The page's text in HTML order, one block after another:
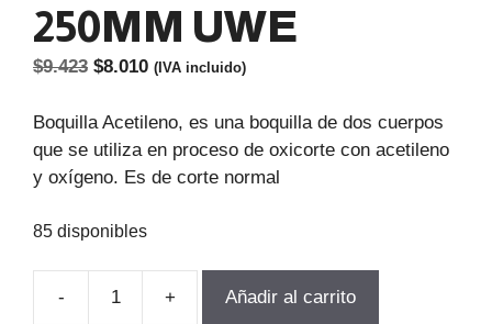
250MM UWE
$9.423 El
original
era:
$9.423.
$8.010El
actual
es:
$8.010.
(IVA incluido)
Boquilla Acetileno, es una boquilla de dos cuerpos
que se utiliza en proceso de oxicorte con acetileno
y oxígeno. Es de corte normal
85 disponibles
-
BOQUILLA
+ Añadir al carrito